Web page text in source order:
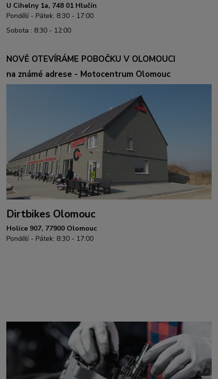
U Cihelny 1a, 748 01 Hlučín
Pondělí - Pátek: 8:30 - 17:00
Sobota : 8:30 - 12:00
NOVĚ OTEVÍRÁME POBOČKU V OLOMOUCI
na známé adrese - Motocentrum Olomouc
Dirtbikes Olomouc
Holice 907, 77900 Olomouc
Pondělí - Pátek: 8:30 - 17:00